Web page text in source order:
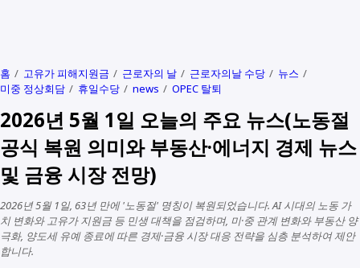
홈 고유가 피해지원금 근로자의 날 근로자의날 수당
뉴스
미중 정상회담
휴일수당 news OPEC 탈퇴
2026년 5월 1일 오늘의 주요 뉴스(노동절
공식 복원 의미와 부동산·에너지 경제 뉴스
및 금융 시장 전망)
2026년 5월 1일, 63년 만에 '노동절' 명칭이 복원되었습니다. AI 시대의 노동 가
치 변화와 고유가 지원금 등 민생 대책을 점검하며, 미·중 관계 변화와 부동산 양
극화, 양도세 유예 종료에 따른 경제·금융 시장 대응 전략을 심층 분석하여 제안
합니다.